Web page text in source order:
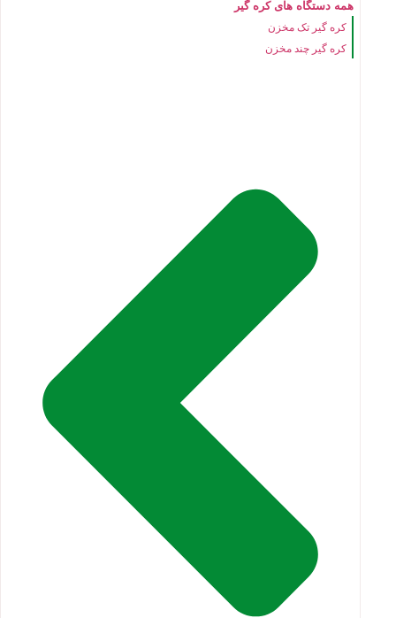
همه دستگاه های کره گیر
کره گیر تک مخزن
کره گیر چند مخزن